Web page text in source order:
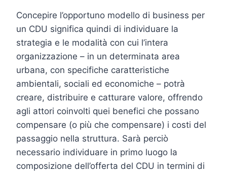
Concepire l’opportuno modello di business per
un CDU significa quindi di individuare la
strategia e le modalità con cui l’intera
organizzazione – in un determinata area
urbana, con specifiche caratteristiche
ambientali, sociali ed economiche – potrà
creare, distribuire e catturare valore, offrendo
agli attori coinvolti quei benefici che possano
compensare (o più che compensare) i costi del
passaggio nella struttura. Sarà perciò
necessario individuare in primo luogo la
composizione dell’offerta del CDU in termini di